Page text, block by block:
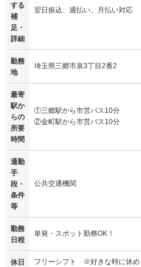
する
補
足・
詳細
翌日振込、週払い、月払い対応
勤務
地
埼玉県三郷市泉3丁目2番2
最寄
駅か
らの
所要
時間
①三郷駅から市営バス10分
②金町駅から市営バス10分
通勤
手
段・
条件
等
公共交通機関
勤務
日程
単発・スポット勤務OK！
休日 フリーシフト ※好きな時に休め